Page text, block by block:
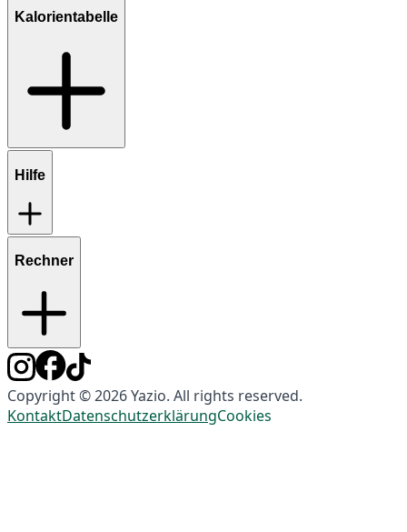
Kalorientabelle
Hilfe
Rechner
Copyright © 2026 Yazio. All rights reserved.
KontaktDatenschutzerklärungCookies